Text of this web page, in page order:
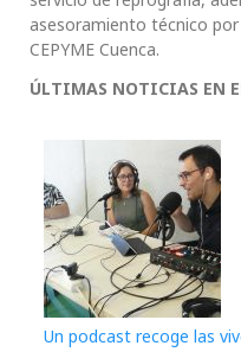
asesoramiento técnico
CEPYME Cuenca.
ÚLTIMAS NOTICIAS EN
Un podcast recoge las